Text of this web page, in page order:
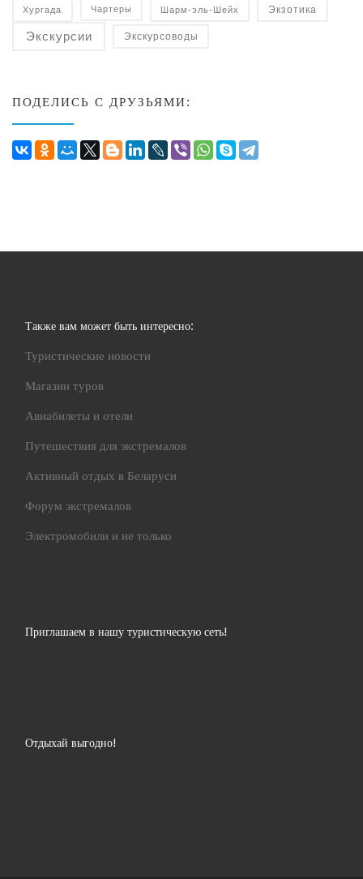
Хургада Чартеры Шарм-эль-Шейх Экзотика
Экскурсии Экскурсоводы
ПОДЕЛИСЬ С ДРУЗЬЯМИ:
Также вам может быть интересно:
Туристические новости
Магазин туров
Авиабилеты и отели
Путешествия для экстремалов
Активный отдых в Беларуси
Форум экстремалов
Электромобили и не только
Приглашаем в нашу туристическую сеть!
Отдыхай выгодно!